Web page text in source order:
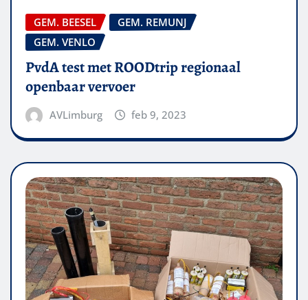
GEM. BEESEL
GEM. REMUNJ
GEM. VENLO
PvdA test met ROODtrip regionaal
openbaar vervoer
AVLimburg feb 9, 2023